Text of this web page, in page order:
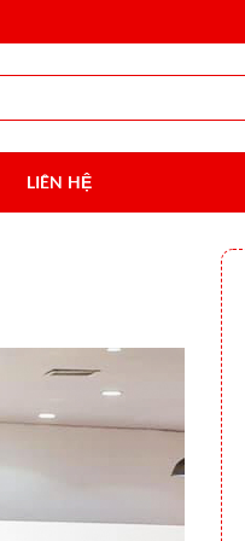
LIÊN HỆ